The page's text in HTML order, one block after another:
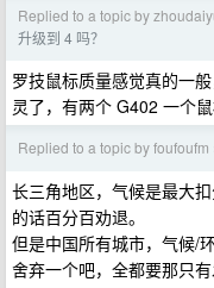
Replied to a topic by
升级到 4 吗？
罗技鼠标质量感觉真的一
灵了，有两个 G402 一个
Replied to a topic by foufoufm
长三角地区，气候是最大
的话百分百劝退。
但是中国所有城市，气候/
舍弃一个吧，全都要那只